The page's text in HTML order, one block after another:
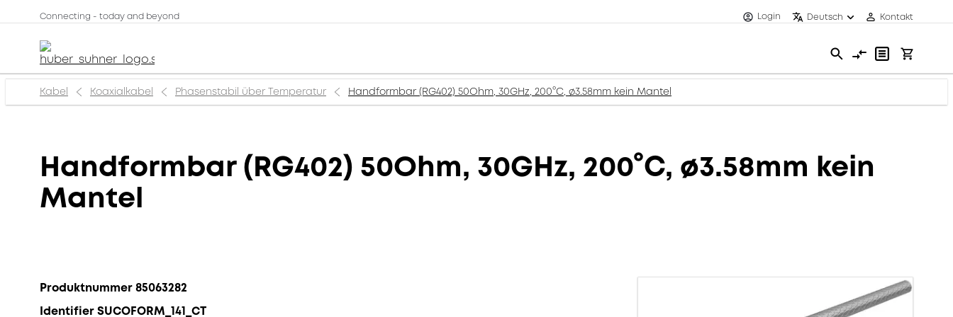
Connecting - today and beyond Login Deutsch Kontakt
Kabel Koaxialkabel Phasenstabil über Temperatur Handformbar (RG402) 50Ohm, 30GHz, 200°C, ø3.58mm kein Mantel
Handformbar (RG402) 50Ohm, 30GHz, 200°C, ø3.58mm kein
Mantel
Produktnummer 85063282
Identifier SUCOFORM_141_CT